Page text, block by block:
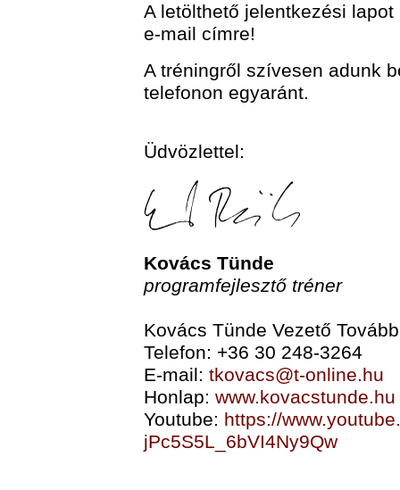
A letölthető jelentkezési
e-mail címre!
A tréningről szívesen adunk
telefonon egyaránt.
Üdvözlettel:
Kovács Tünde
programfejlesztő tréner
Kovács Tünde Vezető
Telefon: +36 30 248-3264
E-mail: tkovacs@t-online.hu
Honlap: www.kovacstunde.hu
Youtube: https://
jPc5S5L_6bVI4Ny9Qw